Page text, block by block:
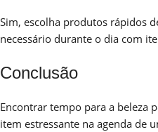
Sim, escolha produtos rápidos
necessário durante o dia com
Conclusão
Encontrar tempo para a beleza
item estressante na agenda de